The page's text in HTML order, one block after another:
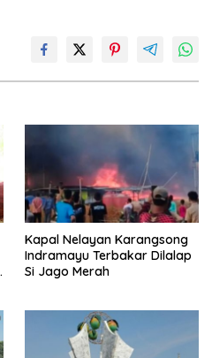
Kapal Nelayan Karangsong
Indramayu Terbakar Dilalap
Si Jago Merah